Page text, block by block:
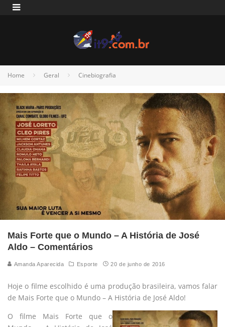
Home Geral Cinebiografia
Mais Forte que o Mundo – A História de José
Aldo – Comentários
Amanda Aparecida Esporte 20 de junho de 2016
Hoje o filme escolhido é uma produção brasileira, vamos falar
de Mais Forte que o Mundo – A História de José Aldo!
O filme Mais Forte que o